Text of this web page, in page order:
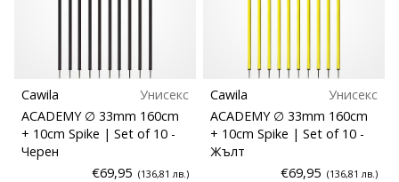
Присъединете
се
като
амбасадор
на
марката.
Спецификации
Игрище
Cawila
Унисекс
ACADEMY ∅ 33mm 160cm
+ 10cm Spike | Set of 10 -
Черен
€69,95 (136,81 лв.)
Cawila
Унисекс
ACADEMY ∅ 33mm 160cm
+ 10cm Spike | Set of 10 -
Жълт
€69,95 (136,81 лв.)